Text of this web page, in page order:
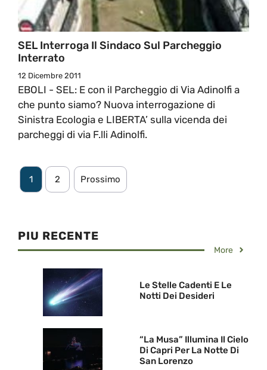
SEL Interroga Il Sindaco Sul Parcheggio
Interrato
12 Dicembre 2011
EBOLI - SEL: E con il Parcheggio di Via Adinolfi a
che punto siamo? Nuova interrogazione di
Sinistra Ecologia e LIBERTA’ sulla vicenda dei
parcheggi di via F.lli Adinolfi.
1 2 Prossimo
PIU RECENTE
More
Le Stelle Cadenti E Le
Notti Dei Desideri
“La Musa” Illumina Il Cielo
Di Capri Per La Notte Di
San Lorenzo